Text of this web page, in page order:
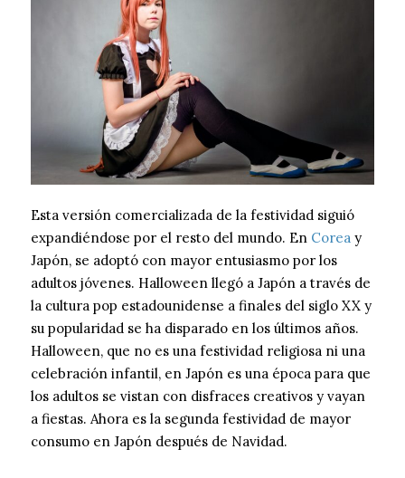
Esta versión comercializada de la festividad siguió
expandiéndose por el resto del mundo. En Corea y
Japón, se adoptó con mayor entusiasmo por los
adultos jóvenes. Halloween llegó a Japón a través de
la cultura pop estadounidense a finales del siglo XX y
su popularidad se ha disparado en los últimos años.
Halloween, que no es una festividad religiosa ni una
celebración infantil, en Japón es una época para que
los adultos se vistan con disfraces creativos y vayan
a fiestas. Ahora es la segunda festividad de mayor
consumo en Japón después de Navidad.